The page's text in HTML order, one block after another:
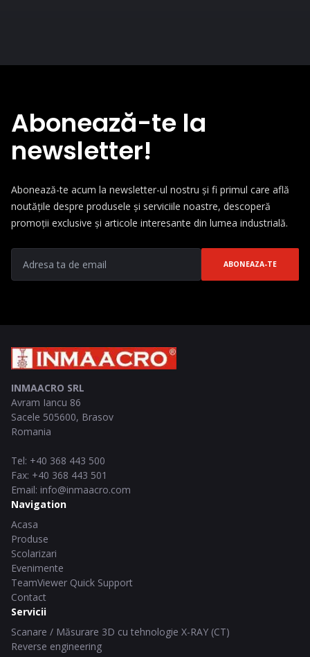
Abonează-te la
newsletter!
Abonează-te acum la newsletter-ul nostru și fi primul care află
noutățile despre produsele și serviciile noastre, descoperă
promoții exclusive și articole interesante din lumea industrială.
ABONEAZA-TE
INMAACRO SRL
Avram Iancu 86
Sacele 505600, Brasov
Romania
Tel: +40 368 443 500
Fax: +40 368 443 501
Email: info@inmaacro.com
Navigation
Acasa
Produse
Scolarizari
Evenimente
TeamViewer Quick Support
Contact
Servicii
Scanare / Măsurare 3D cu tehnologie X-RAY (CT)
Reverse engineering